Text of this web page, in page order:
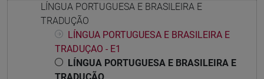
LÍNGUA PORTUGUESA E BRASILEIRA E
TRADUÇÃO
LÍNGUA PORTUGUESA E BRASILEIRA E
TRADUÇAO - E1
LÍNGUA PORTUGUESA E BRASILEIRA E